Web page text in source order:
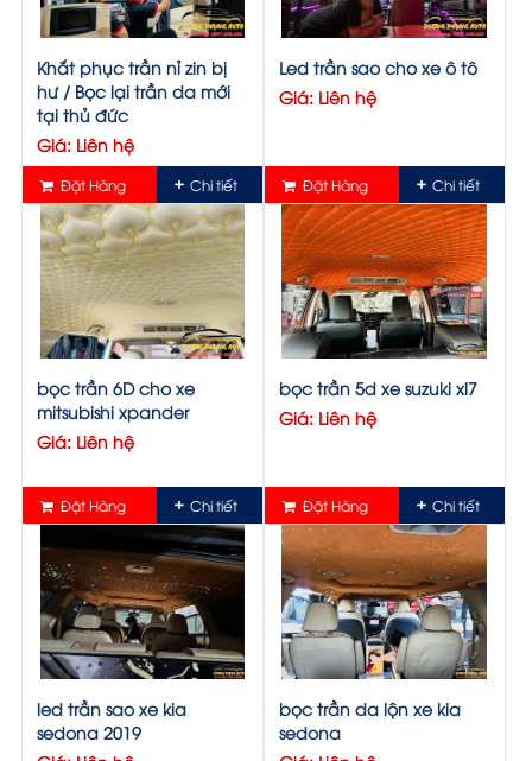
Khắt phục trần nỉ zin bị
hư / Bọc lại trần da mới
tại thủ đức
Giá: Liên hệ
Đặt Hàng Chi tiết
Led trần sao cho xe ô tô
Giá: Liên hệ
Đặt Hàng Chi tiết
bọc trần 6D cho xe
mitsubishi xpander
Giá: Liên hệ
Đặt Hàng Chi tiết
bọc trần 5d xe suzuki xl7
Giá: Liên hệ
Đặt Hàng Chi tiết
led trần sao xe kia
sedona 2019
bọc trần da lộn xe kia
sedona